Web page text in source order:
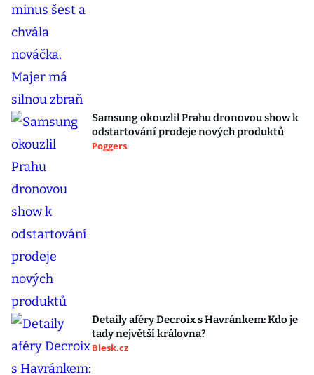
Samsung okouzlil Prahu dronovou show k
odstartování prodeje nových produktů
Poggers
Detaily aféry Decroix s Havránkem: Kdo je
tady největší královna?
Blesk.cz